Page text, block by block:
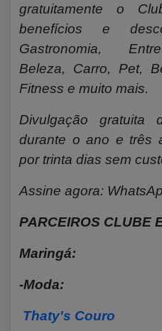
gratuitamente o
benefícios e
Gastronomia,
Beleza, Carro, Pet,
Fitness e muito mais.
Divulgação gratuita
durante o ano e três
por trinta dias sem
Assine agora:
PARCEIROS CLUBE
Maringá:
-Moda:
Thaty's Couro